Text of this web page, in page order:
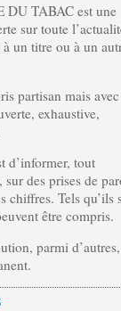
DU TABAC est une
sur toute
un titre ou à un
partisan mais
exhaustive,
d’informer, tout
sur des prises de
chiffres. Tels qu’ils
être compris.
parmi